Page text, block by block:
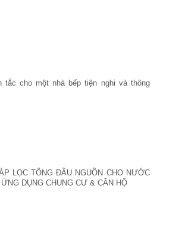
tắc cho một nhà bếp tiện nghi và thông
LỌC TỔNG ĐẦU NGUỒN CHO NƯỚC
DỤNG CHUNG CƯ & CĂN HỘ